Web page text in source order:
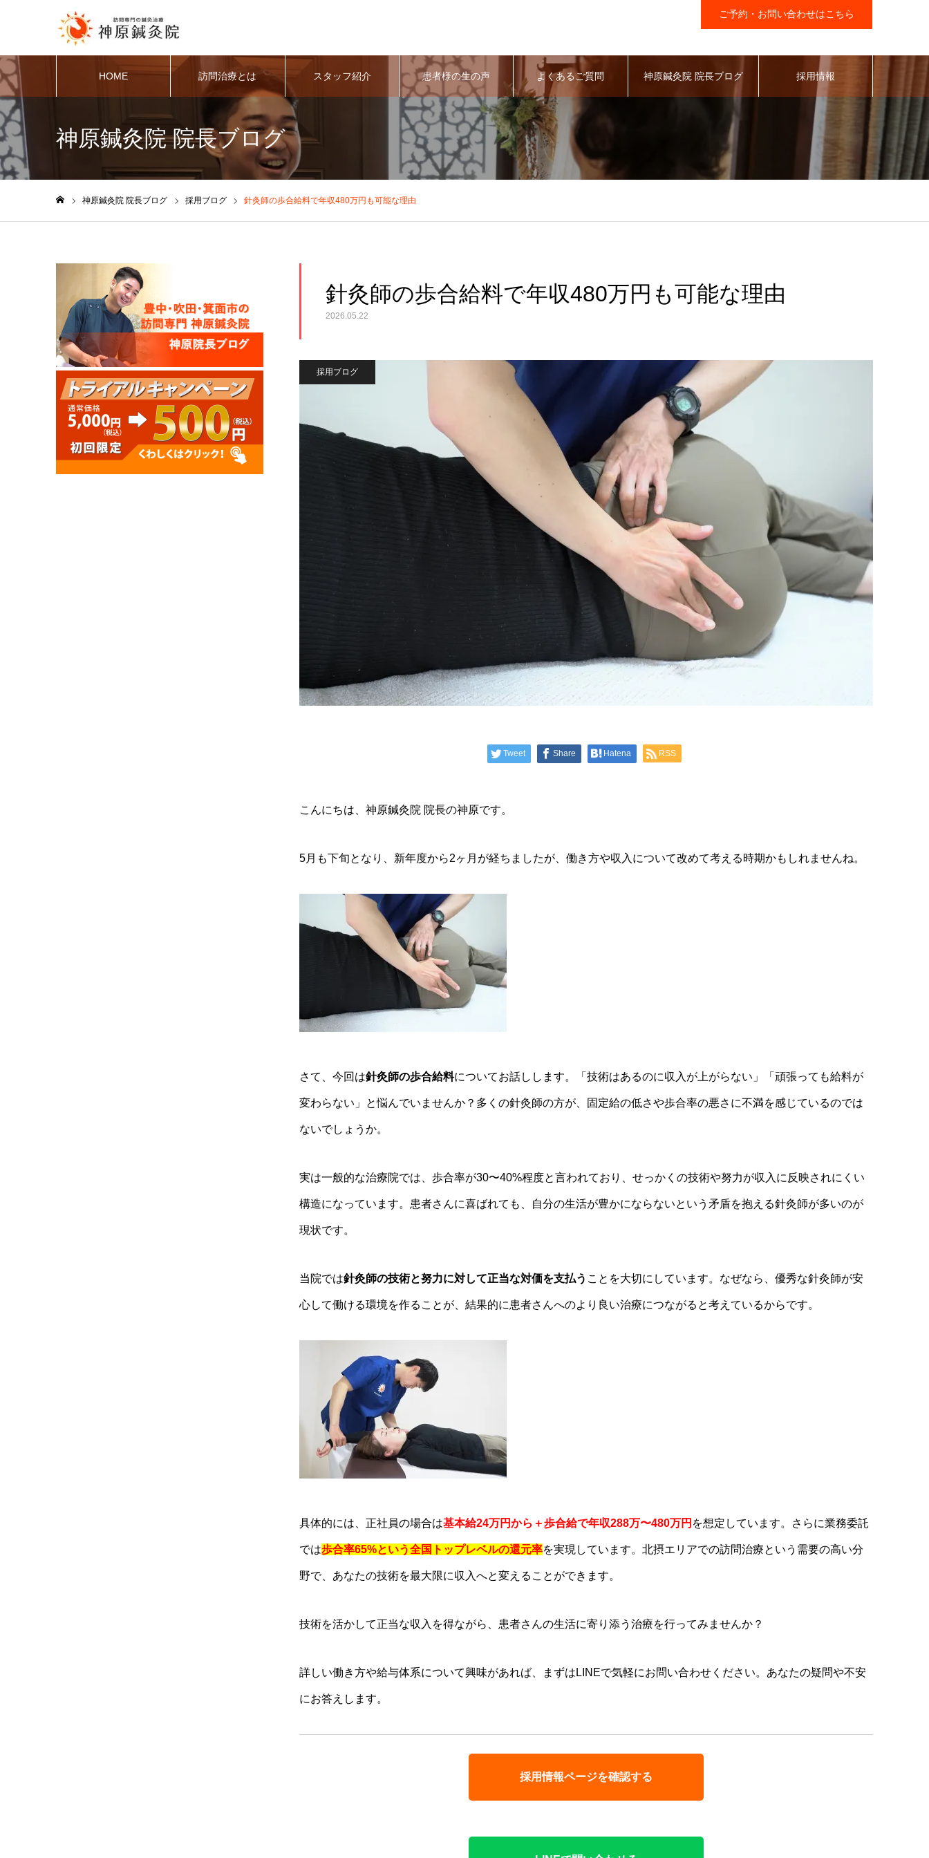
ご予約・お問い合わせはこちら
HOME 訪問治療とは スタッフ紹介 患者様の生の声 よくあるご質問 神原鍼灸院 院長ブログ 採用情報
神原鍼灸院 院長ブログ
神原鍼灸院 院長ブログ 採用ブログ 針灸師の歩合給料で年収480万円も可能な理由
針灸師の歩合給料で年収480万円も可能な理由
2026.05.22
採用ブログ
Tweet Share Hatena RSS
こんにちは、神原鍼灸院 院長の神原です。
5月も下旬となり、新年度から2ヶ月が経ちましたが、働き方や収入について改めて考える時期かもしれませんね。
さて、今回は針灸師の歩合給料についてお話しします。「技術はあるのに収入が上がらない」「頑張っても給料が
変わらない」と悩んでいませんか？多くの針灸師の方が、固定給の低さや歩合率の悪さに不満を感じているのでは
ないでしょうか。
実は一般的な治療院では、歩合率が30〜40%程度と言われており、せっかくの技術や努力が収入に反映されにくい
構造になっています。患者さんに喜ばれても、自分の生活が豊かにならないという矛盾を抱える針灸師が多いのが
現状です。
当院では針灸師の技術と努力に対して正当な対価を支払う ことを大切にしています。なぜなら、優秀な針灸師が安
心して働ける環境を作ることが、結果的に患者さんへのより良い治療につながると考えているからです。
具体的には、正社員の場合は基本給24万円から＋歩合給で年収288万〜480万円 を想定しています。さらに業務委託
では歩合率65%という全国トップレベルの還元率を実現しています。北摂エリアでの訪問治療という需要の高い分
野で、あなたの技術を最大限に収入へと変えることができます。
技術を活かして正当な収入を得ながら、患者さんの生活に寄り添う治療を行ってみませんか？
詳しい働き方や給与体系について興味があれば、まずはLINEで気軽にお問い合わせください。あなたの疑問や不安
にお答えします。
採用情報ページを確認する